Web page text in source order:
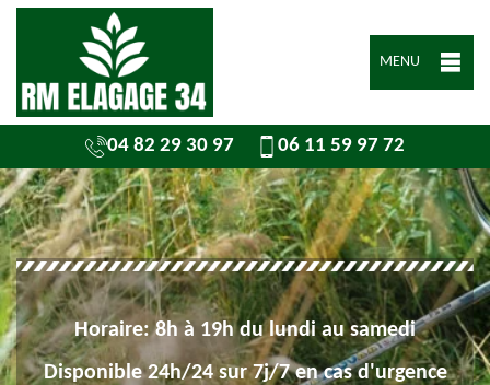
MENU
04 82 29 30 97 06 11 59 97 72
Horaire: 8h à 19h du lundi au samedi
Disponible 24h/24 sur 7j/7 en cas d'urgence